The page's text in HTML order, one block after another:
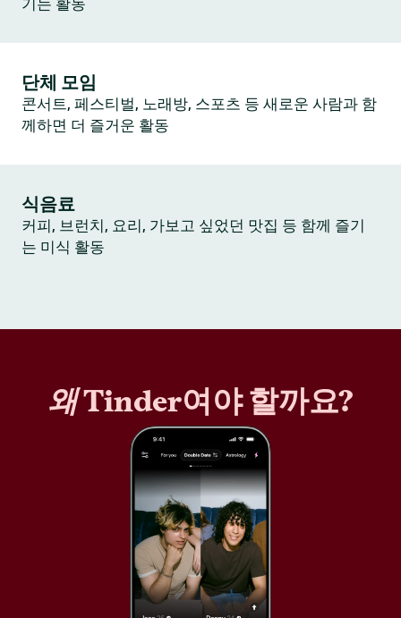
기는 활동
단체 모임
콘서트, 페스티벌, 노래방, 스포츠 등 새로운 사람과 함
께하면 더 즐거운 활동
식음료
커피, 브런치, 요리, 가보고 싶었던 맛집 등 함께 즐기
는 미식 활동
왜Tinder여야 할까요?